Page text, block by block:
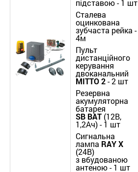
підставою - 1 шт
Сталева
оцинкована
зубчаста рейка -
4м
Пульт
дистанційного
керування
двоканальний
MITTO2- 2 шт
Резервна
акумуляторна
батарея
SB BAT (12В,
1,2Ач) - 1 шт
Сигнальна
лампа RAYX
(24В)
з вбудованою
антеною - 1 шт